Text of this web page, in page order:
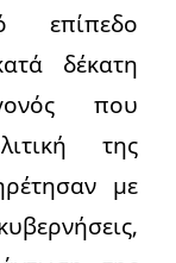
δέκατη
που
της
με